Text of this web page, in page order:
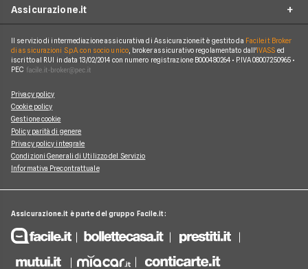
Assicurazione Casa
Polizza Vita
Polizza Animali Domestici
Assicurazione Mutuo
Prima.it
Linear
Genertel
Genialclick
Quixa
Tutte le compagnie e gli intermediari
Infortuni conducente
Tutela legale
Eventi atmosferici e naturali
Tutte le garanzie accessorie
Guide
Glossario
Blog
Osservatorio RC Auto
Osservatorio RC Moto
Assicurazione.it
Chi Siamo
Come funziona Assicurazione.it
Reclami
Lavora con Noi
Mappa del Sito
Il servizio di intermediazione assicurativa di Assicurazione.it è gestito da Facile.it Broker
di assicurazioni S.p.A. con socio unico, broker assicurativo regolamentato dall' IVASS ed
iscritto al RUI in data 13/02/2014 con numero registrazione B000480264 • P.IVA 08007250965 •
PEC
Privacy policy
Cookie policy
Gestione cookie
Policy parità di genere
Privacy policy integrale
Condizioni Generali di Utilizzo del Servizio
Informativa Precontrattuale
Assicurazione.it è parte del gruppo Facile.it: